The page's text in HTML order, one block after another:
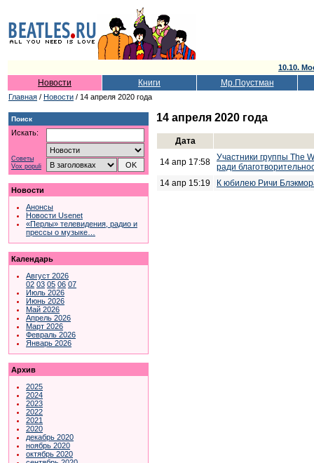
10.10.
Новости Книги Мр.Поустман
Главная / Новости / 14 апреля 2020 года
Поиск
Искать:
Советы
Vox populi
Новости
Анонсы
Новости Usenet
«Перлы» телевидения, радио и
прессы о музыке…
Календарь
Август 2026
02 03 05 06 07
Июль 2026
Июнь 2026
Май 2026
Апрель 2026
Март 2026
Февраль 2026
Январь 2026
Архив
2025
2024
2023
2022
2021
2020
декабрь 2020
ноябрь 2020
октябрь 2020
14 апреля 2020 года
Дата
14 апр 17:58
Участники группы The
ради
14 апр 15:19
К юбилею Ричи